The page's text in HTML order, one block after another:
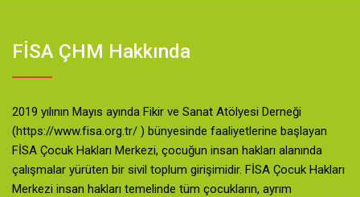
FİSA ÇHM Hakkında
2019 yılının Mayıs ayında Fikir ve Sanat Atölyesi Derneği
(https://www.fisa.org.tr/ ) bünyesinde faaliyetlerine başlayan
FİSA Çocuk Hakları Merkezi, çocuğun insan hakları alanında
çalışmalar yürüten bir sivil toplum girişimidir. FİSA Çocuk Hakları
Merkezi insan hakları temelinde tüm çocukların, ayrım